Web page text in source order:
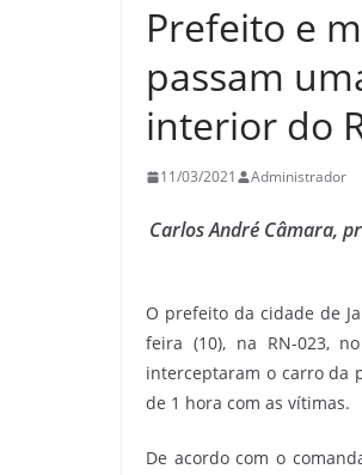
Prefeito e
passam
interior do
11/03/2021 Administrador
Carlos André Câmara,
O prefeito da cidade de
feira (10), na RN-023,
interceptaram o carro da
de 1 hora com as vítimas.
De acordo com o